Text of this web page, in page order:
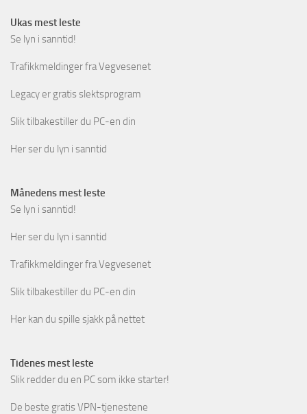
Ukas mest leste
Se lyn i sanntid!
Trafikkmeldinger fra Vegvesenet
Legacy er gratis slektsprogram
Slik tilbakestiller du PC-en din
Her ser du lyn i sanntid
Månedens mest leste
Se lyn i sanntid!
Her ser du lyn i sanntid
Trafikkmeldinger fra Vegvesenet
Slik tilbakestiller du PC-en din
Her kan du spille sjakk på nettet
Tidenes mest leste
Slik redder du en PC som ikke starter!
De beste gratis VPN-tjenestene